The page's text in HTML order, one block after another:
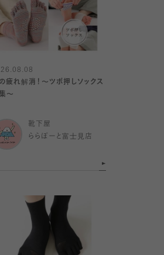
疲れ解消！〜ツボ押しソックス
〜
靴下屋
ららぽーと富士見店